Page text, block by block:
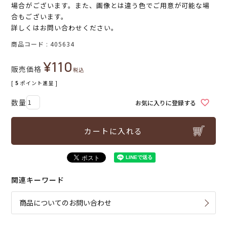
場合がございます。また、画像とは違う色でご用意が可能な場
合もございます。
詳しくはお問い合わせください。
商品コード 405634
販売価格 ¥110税込
[ 5 ポイント進呈 ]
お気に入りに登録する
カートに入れる
関連キーワード
商品についてのお問い合わせ